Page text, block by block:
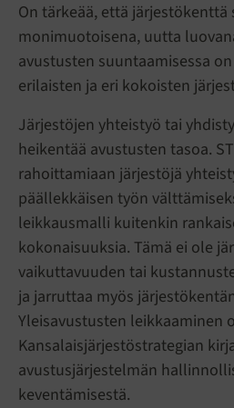
On tärkeää, että järjestökenttä
monimuotoisena, uutta
avustusten suuntaamisessa
erilaisten ja eri kokoisten
Järjestöjen yhteistyö tai
heikentää avustusten tasoa.
rahoittamiaan järjestöjä
päällekkäisen työn
leikkausmalli kuitenkin
kokonaisuuksia. Tämä ei ole
vaikuttavuuden tai
ja jarruttaa myös
Yleisavustusten leikkaaminen
Kansalaisjärjestöstrategian
avustusjärjestelmän
keventämisestä.